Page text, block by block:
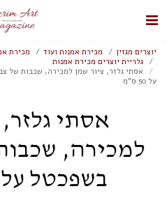
יוצרים מגזין מכירת אמנות ועוד
מכירת
גלריית יוצרים מכירת אמנות
על 50 ס"מ
אסתי
למכירה,
בשפכטל על